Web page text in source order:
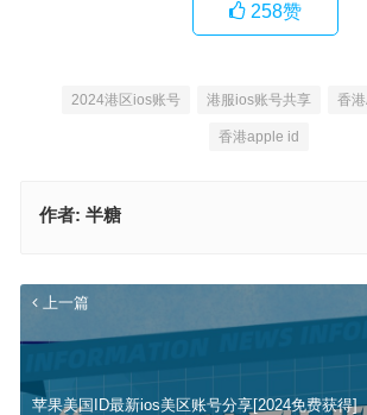
258赞
2024港区ios账号 港服ios账号共享 香
香港apple id
作者: 半糖
上一篇
苹果美国ID最新ios美区账号分享[2024免费获得]